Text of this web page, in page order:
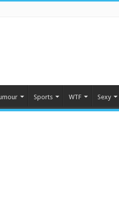
Sports WTF Sexy